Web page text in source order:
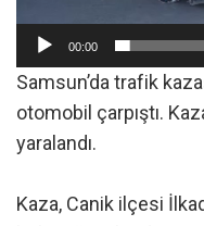
00:00
Samsun’da trafik
otomobil çarpıştı.
yaralandı.
Kaza, Canik ilçesi